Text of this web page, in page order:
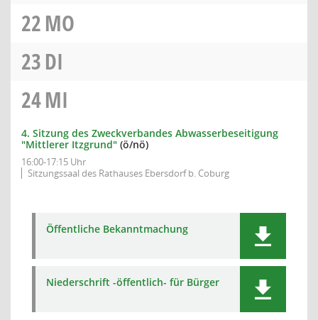
22MO
23DI
24MI
4. Sitzung des Zweckverbandes Abwasserbeseitigung
"Mittlerer Itzgrund" (ö/nö)
16:00-17:15 Uhr
Sitzungssaal des Rathauses Ebersdorf b. Coburg
Öffentliche Bekanntmachung
Niederschrift -öffentlich- für Bürger